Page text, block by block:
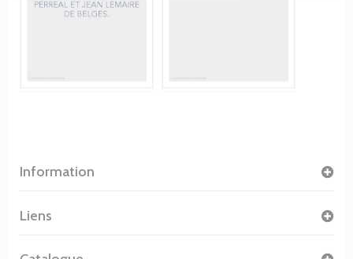
Information
Liens